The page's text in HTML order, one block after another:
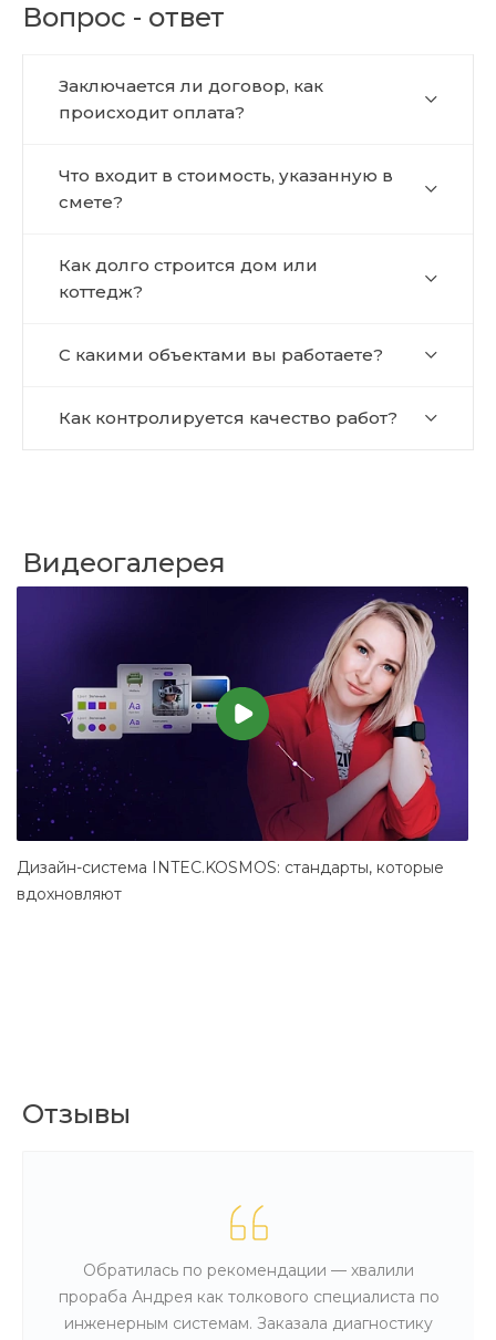
Вопрос - ответ
Заключается ли договор, как
происходит оплата?
Что входит в стоимость, указанную в
смете?
Как долго строится дом или
коттедж?
С какими объектами вы работаете?
Как контролируется качество работ?
Видеогалерея
Дизайн-система INTEC.KOSMOS: стандарты, которые
вдохновляют
Отзывы
Обратилась по рекомендации — хвалили
прораба Андрея как толкового специалиста по
инженерным системам. Заказала диагностику